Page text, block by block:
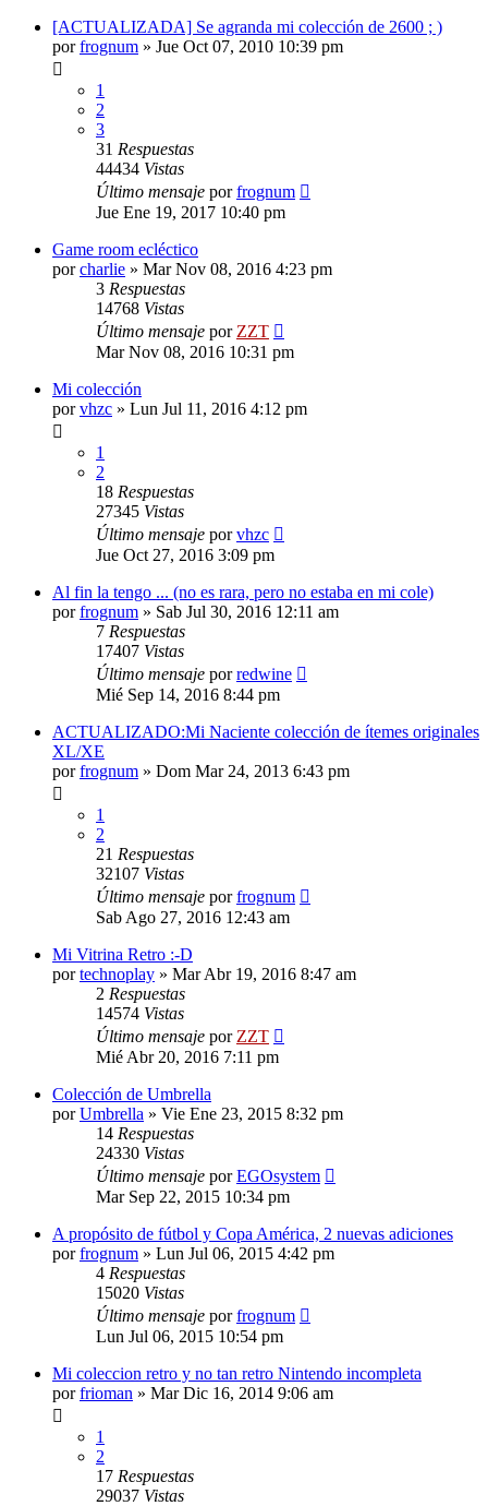
[ACTUALIZADA] Se agranda mi colección de 2600 ; )
porfrognum » Jue Oct 07, 2010 10:39 pm
1
2
3
31 Respuestas
44434 Vistas
Último mensaje porfrognum
Jue Ene 19, 2017 10:40 pm
Game room ecléctico
porcharlie » Mar Nov 08, 2016 4:23 pm
3 Respuestas
14768 Vistas
Último mensaje por ZZT
Mar Nov 08, 2016 10:31 pm
Mi colección
porvhzc » Lun Jul 11, 2016 4:12 pm
1
2
18 Respuestas
27345 Vistas
Último mensaje porvhzc
Jue Oct 27, 2016 3:09 pm
Al fin la tengo ... (no es rara, pero no estaba en mi cole)
porfrognum » Sab Jul 30, 2016 12:11 am
7 Respuestas
17407 Vistas
Último mensaje porredwine
Mié Sep 14, 2016 8:44 pm
ACTUALIZADO:Mi Naciente colección de ítemes originales
XL/XE
porfrognum » Dom Mar 24, 2013 6:43 pm
1
2
21 Respuestas
32107 Vistas
Último mensaje porfrognum
Sab Ago 27, 2016 12:43 am
Mi Vitrina Retro :-D
portechnoplay » Mar Abr 19, 2016 8:47 am
2 Respuestas
14574 Vistas
Último mensaje por ZZT
Mié Abr 20, 2016 7:11 pm
Colección de Umbrella
porUmbrella » Vie Ene 23, 2015 8:32 pm
14 Respuestas
24330 Vistas
Último mensaje porEGOsystem
Mar Sep 22, 2015 10:34 pm
A propósito de fútbol y Copa América, 2 nuevas adiciones
porfrognum » Lun Jul 06, 2015 4:42 pm
4 Respuestas
15020 Vistas
Último mensaje porfrognum
Lun Jul 06, 2015 10:54 pm
Mi coleccion retro y no tan retro Nintendo incompleta
porfrioman » Mar Dic 16, 2014 9:06 am
1
2
17 Respuestas
29037 Vistas